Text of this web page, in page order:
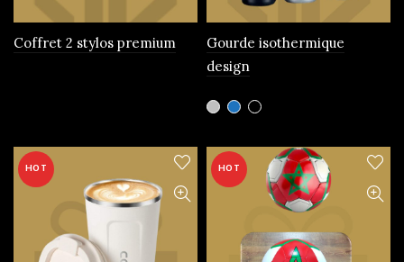
page
du
produit
Coffret 2 stylos premium
Gourde isothermique
design
Ce
produit
plusieurs
variations.
peuvent
HOT HOT